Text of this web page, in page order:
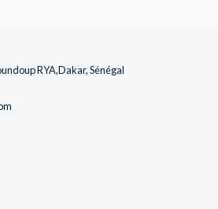
RYA,Dakar, Sénégal